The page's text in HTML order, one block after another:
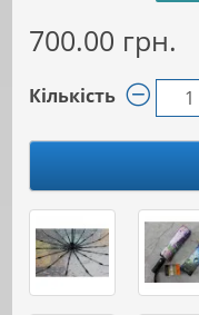
700.00 грн.
Кількість